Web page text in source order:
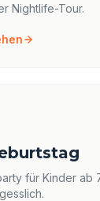
Nightlife-Tour.
für Kinder ab